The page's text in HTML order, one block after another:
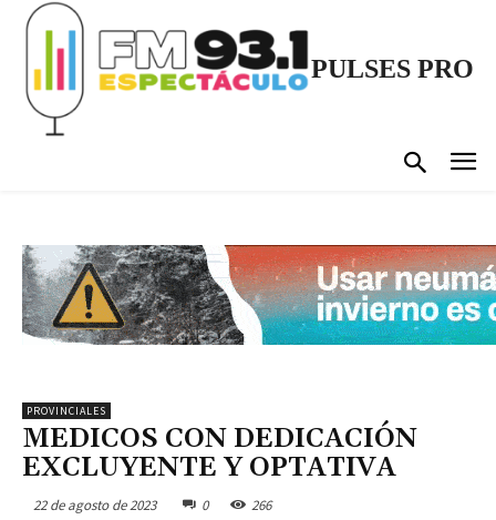
PULSES PRO
PROVINCIALES
MEDICOS CON DEDICACIÓN
EXCLUYENTE Y OPTATIVA
22 de agosto de 2023 0 266